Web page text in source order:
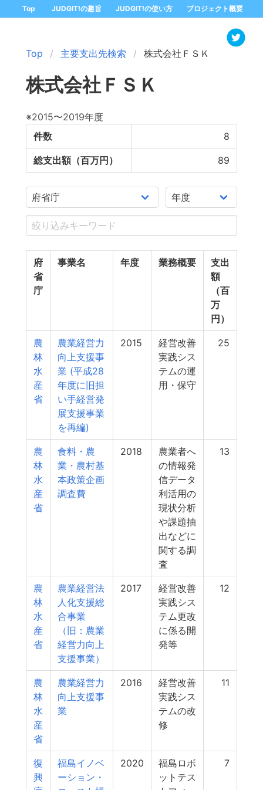
Top JUDGIT!の趣旨 JUDGIT!の使い方 プロジェクト概要
Top 主要支出先検索 株式会社ＦＳＫ
株式会社ＦＳＫ
※2015〜2019年度
件数
8
総支出額（百万円） 89
府
省
庁
事業名 年度 業務概要
支出
額
（百
万
円）
農
林
水
産
省
農業経営力
向上支援事
業 (平成28
年度に旧担
い手経営発
展支援事業
を再編)
2015
経営改善
実践シス
テムの運
用・保守
25
農
林
水
産
省
食料・農
業・農村基
本政策企画
調査費
2018
農業者へ
の情報発
信データ
利活用の
現状分析
や課題抽
出などに
関する調
査
13
農
林
水
産
省
農業経営法
人化支援総
合事業
（旧：農業
経営力向上
支援事業）
2017
経営改善
実践シス
テム更改
に係る開
発等
12
農
林
水
産
省
農業経営力
向上支援事
業
2016
経営改善
実践シス
テムの改
修
11
復
興
福島イノベ
ーション・
2020
福島ロボ
ットテス
7